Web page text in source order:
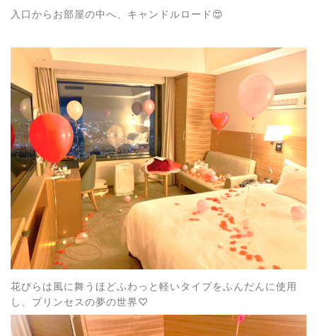
入口からお部屋の中へ、キャンドルロード😍
花びらは風に舞うほどふわっと軽いタイプをふんだんに使用
し、プリンセスの夢の世界♡